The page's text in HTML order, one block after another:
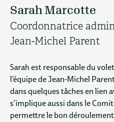
Sarah Marcotte
Coordonnatrice
Jean-Michel Parent
Sarah est responsable du
l’équipe de Jean-Michel
dans quelques tâches en lien
s’implique aussi dans le
permettre le bon